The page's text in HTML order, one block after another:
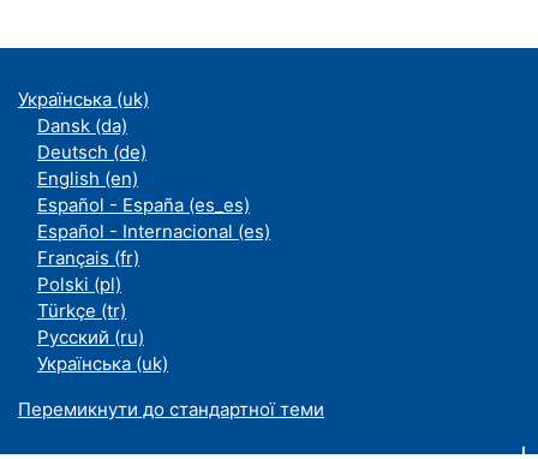
Українська ‎(uk)‎
Dansk ‎(da)‎
Deutsch ‎(de)‎
English ‎(en)‎
Español - España ‎(es_es)‎
Español - Internacional ‎(es)‎
Français ‎(fr)‎
Polski ‎(pl)‎
Türkçe ‎(tr)‎
Русский ‎(ru)‎
Українська ‎(uk)‎
Перемикнути до стандартної теми